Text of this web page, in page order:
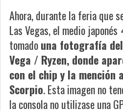
Ahora, durante la feria que
Las Vegas, el medio japonés
tomadouna fotografía
Vega / Ryzen, donde
con el chip y la mención
Scorpio. Esta imagen no
la consola no utilizase una